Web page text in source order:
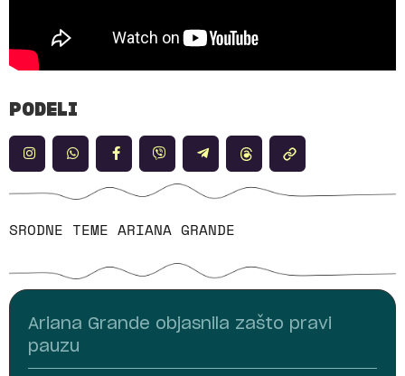
PODELI
SRODNE TEME ARIANA GRANDE
Ariana Grande objasnila zašto pravi
pauzu